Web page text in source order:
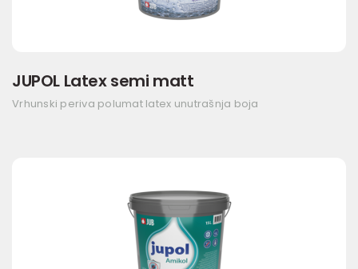
JUPOL Latex semi matt
Vrhunski periva polumat latex unutrašnja boja